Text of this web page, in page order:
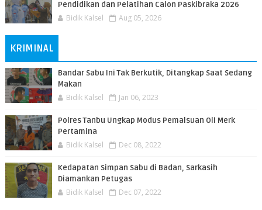
Pendidikan dan Pelatihan Calon Paskibraka 2026
Bidik Kalsel Aug 05, 2026
KRIMINAL
Bandar Sabu Ini Tak Berkutik, Ditangkap Saat Sedang
Makan
Bidik Kalsel Jan 06, 2023
Polres Tanbu Ungkap Modus Pemalsuan Oli Merk
Pertamina
Bidik Kalsel Dec 08, 2022
Kedapatan Simpan Sabu di Badan, Sarkasih
Diamankan Petugas
Bidik Kalsel Dec 07, 2022